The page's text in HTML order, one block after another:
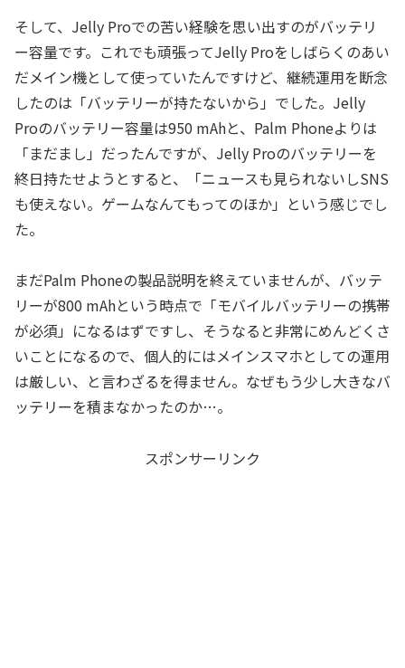
そして、Jelly Proでの苦い経験を思い出すのがバッテリ
ー容量です。これでも頑張ってJelly Proをしばらくのあい
だメイン機として使っていたんですけど、継続運用を断念
したのは「バッテリーが持たないから」でした。Jelly
Proのバッテリー容量は950 mAhと、Palm Phoneよりは
「まだまし」だったんですが、Jelly Proのバッテリーを
終日持たせようとすると、「ニュースも見られないしSNS
も使えない。ゲームなんてもってのほか」という感じでし
た。
まだPalm Phoneの製品説明を終えていませんが、バッテ
リーが800 mAhという時点で「モバイルバッテリーの携帯
が必須」になるはずですし、そうなると非常にめんどくさ
いことになるので、個人的にはメインスマホとしての運用
は厳しい、と言わざるを得ません。なぜもう少し大きなバ
ッテリーを積まなかったのか…。
スポンサーリンク